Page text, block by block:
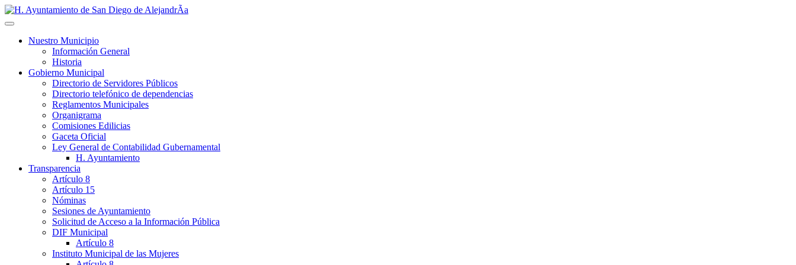
Nuestro Municipio
Información General
Historia
Gobierno Municipal
Directorio de Servidores Públicos
Directorio telefónico de dependencias
Reglamentos Municipales
Organigrama
Comisiones Edilicias
Gaceta Oficial
Ley General de Contabilidad Gubernamental
H. Ayuntamiento
Transparencia
Artículo 8
Artículo 15
Nóminas
Sesiones de Ayuntamiento
Solicitud de Acceso a la Información Pública
DIF Municipal
Artículo 8
Instituto Municipal de las Mujeres